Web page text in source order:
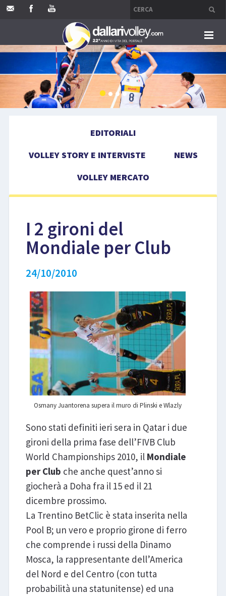
HOME
EDITORIALI
VOLLEY MERCATO
COMPETIZIONI
EVENTI
LIBRI
EDITORIALI
VOLLEY STORY E INTERVISTE
NEWS
VOLLEY MERCATO
I 2 gironi del
Mondiale per Club
24/10/2010
Osmany Juantorena supera il muro di Plinski e Wlazly
Sono stati definiti ieri sera in Qatar i due
gironi della prima fase dell’FIVB Club
World Championships 2010, il Mondiale
per Club che anche quest’anno si
giocherà a Doha fra il 15 ed il 21
dicembre prossimo.
La Trentino BetClic è stata inserita nella
Pool B; un vero e proprio girone di ferro
che comprende i russi della Dinamo
Mosca, la rappresentante dell’America
del Nord e del Centro (con tutta
probabilità una statunitense) ed una